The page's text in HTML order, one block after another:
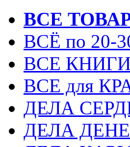
ВСЕ
ВСЁ по 20-
ВСЕ КНИГИ
ВСЕ для
ДЕЛА
ДЕЛА